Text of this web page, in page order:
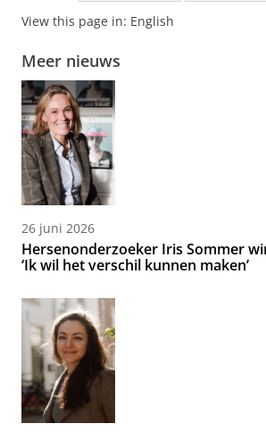
View this page in: English
Meer nieuws
26 juni 2026
Hersenonderzoeker Iris Sommer
‘Ik wil het verschil kunnen maken’